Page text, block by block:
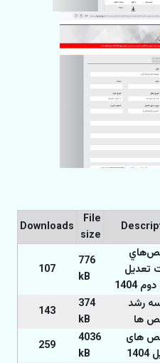
File
size
Downloads
تعديل
1404
776
kB
107
رشد
ها
374
kB
143
های
4036
kB
259